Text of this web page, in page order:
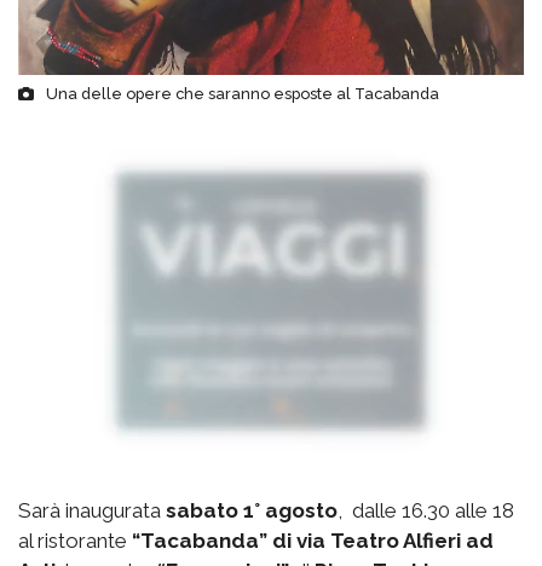
Una delle opere che saranno esposte al Tacabanda
Sarà inaugurata sabato 1° agosto , dalle 16.30 alle 18
al ristorante “Tacabanda” di via Teatro Alfieri ad